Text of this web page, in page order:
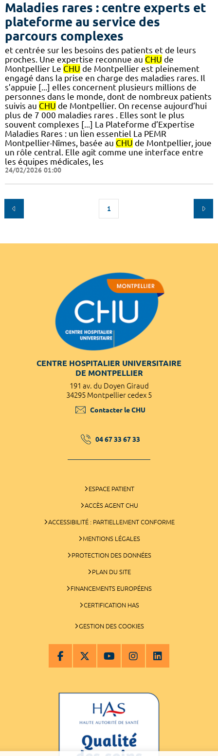
Maladies rares : centre experts et
plateforme au service des
parcours complexes
et centrée sur les besoins des patients et de leurs
proches. Une expertise reconnue au CHU de
Montpellier Le CHU de Montpellier est pleinement
engagé dans la prise en charge des maladies rares. Il
s’appuie [...] elles concernent plusieurs millions de
personnes dans le monde, dont de nombreux patients
suivis au CHU de Montpellier. On recense aujourd’hui
plus de 7 000 maladies rares . Elles sont le plus
souvent complexes [...] La Plateforme d’Expertise
Maladies Rares : un lien essentiel La PEMR
Montpellier-Nîmes, basée au CHU de Montpellier, joue
un rôle central. Elle agit comme une interface entre
les équipes médicales, les
24/02/2026 01:00
1
CENTRE HOSPITALIER UNIVERSITAIRE
DE MONTPELLIER
191 av. du Doyen Giraud
34295 Montpellier cedex 5
Contacter le CHU
04 67 33 67 33
ESPACE PATIENT
ACCÈS AGENT CHU
ACCESSIBILITÉ : PARTIELLEMENT CONFORME
MENTIONS LÉGALES
PROTECTION DES DONNÉES
PLAN DU SITE
FINANCEMENTS EUROPÉENS
CERTIFICATION HAS
GESTION DES COOKIES